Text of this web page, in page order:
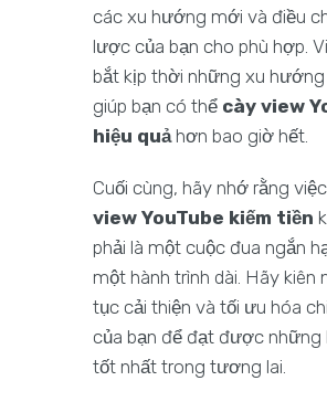
các xu hướng mới và điều
lược của bạn cho phù hợp.
bắt kịp thời những xu
giúp bạn có thể cày view
hiệu quảhơn bao giờ hết.
Cuối cùng, hãy nhớ rằng việc
view YouTube kiếm tiền
phải là một cuộc đua ngắn
một hành trình dài. Hãy kiên
tục cải thiện và tối ưu hóa
của bạn để đạt được những
tốt nhất trong tương lai.